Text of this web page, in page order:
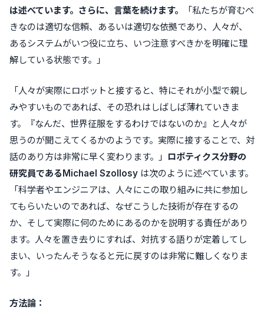
は述べています。さらに、言葉を続けます。
「私たちが育むべ
きなのは適切な信頼、あるいは適切な依拠であり、人々が、
あるシステムがいつ役に立ち、いつ注意すべきかを明確に理
解している状態です。」
「人々が実際にロボットと接すると、特にそれが小型で親し
みやすいものであれば、その恐れはしばしば薄れていきま
す。『なんだ、世界征服をするわけではないのか』と人々が
思うのが聞こえてくるかのようです。実際に接することで、対
話のあり方は非常に早く変わります。」 ロボティクス分野の
研究員であるMichael Szollosy は次のように述べています。
「科学者やエンジニアは、人々にこの取り組みに共に参加し
てもらいたいのであれば、なぜこうした技術が存在するの
か、そして実際に何のためにあるのかを説明する責任があり
ます。人々を置き去りにすれば、対抗する語りが定着してし
まい、いったんそうなると元に戻すのは非常に難しくなりま
す。」
方法論：